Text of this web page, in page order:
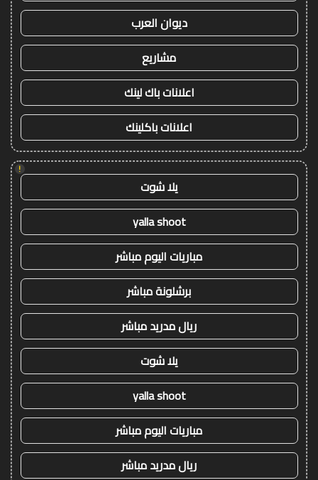
ديوان العرب
مشاريع
اعلانات باك لينك
اعلانات باكلينك
!
يلا شوت
yalla shoot
مباريات اليوم مباشر
برشلونة مباشر
ريال مدريد مباشر
يلا شوت
yalla shoot
مباريات اليوم مباشر
ريال مدريد مباشر